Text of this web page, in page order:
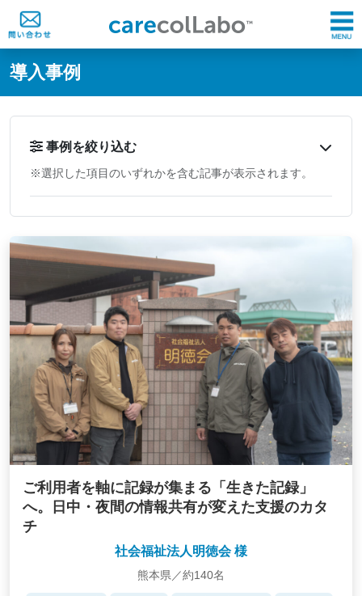
@ -0,0 +1,60 @@
導入事例
事例を絞り込む
※選択した項目のいずれかを含む記事が表示されます。
ご利用者を軸に記録が集まる「生きた記録」
へ。日中・夜間の情報共有が変えた支援のカタ
チ
社会福祉法人明徳会 様
熊本県／約140名